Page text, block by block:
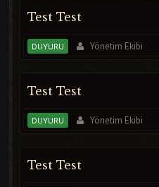
Test Test
DUYURU Yönetim Ekibi
Test Test
DUYURU Yönetim Ekibi
Test Test